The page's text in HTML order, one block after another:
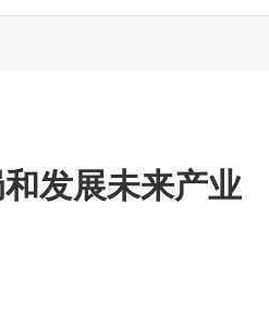
发展未来产业